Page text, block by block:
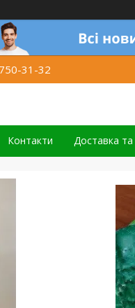
31-32
Контакти Доставка